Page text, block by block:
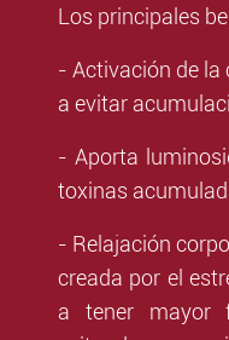
Los principales
- Activación de la
a evitar
- Aporta
toxinas
- Relajación
creada por el
a tener mayor